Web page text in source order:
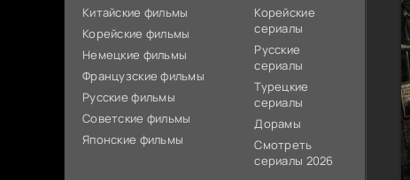
Китайские фильмы
Корейские фильмы
Немецкие фильмы
Французские фильмы
Русские фильмы
Советские фильмы
Японские фильмы
Корейские
сериалы
Русские
сериалы
Турецкие
сериалы
Дорамы
Смотреть
сериалы 2026